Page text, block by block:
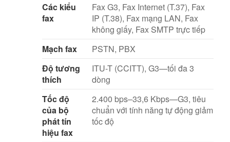
Các kiểu
fax
Fax G3, Fax Internet (T.37), Fax
IP (T.38), Fax mạng LAN, Fax
không giấy, Fax SMTP trực tiếp
Mạch fax
PSTN, PBX
Độ tương
thích
ITU-T (CCITT), G3—tối đa 3
dòng
Tốc độ
của bộ
phát tín
hiệu fax
2.400 bps–33,6 Kbps—G3, tiêu
chuẩn với tính năng tự động giảm
tốc độ